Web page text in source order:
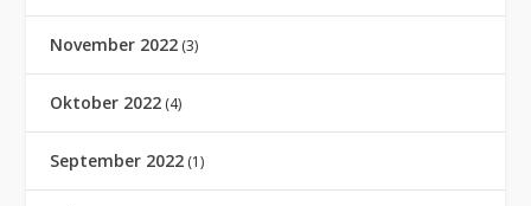
November 2022 (3)
Oktober 2022 (4)
September 2022 (1)